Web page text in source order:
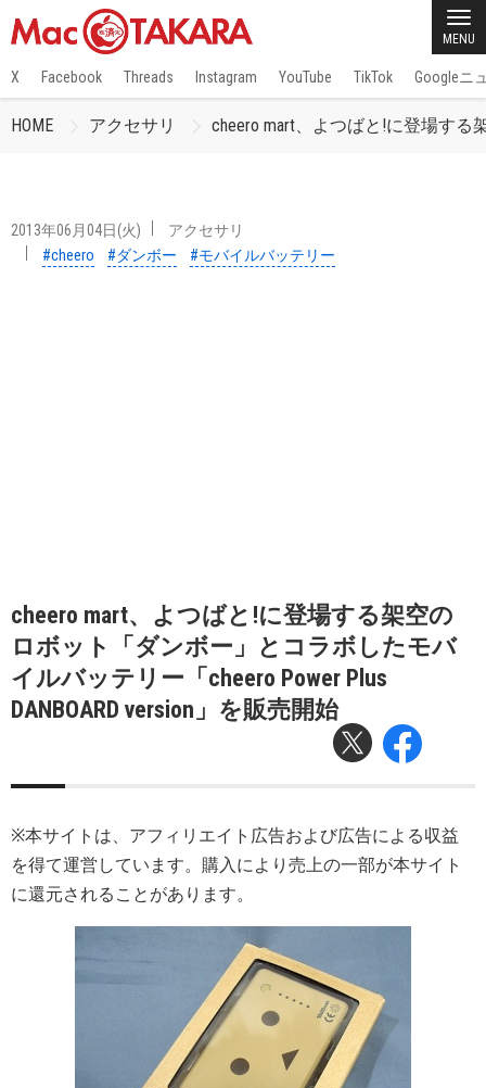
MENU
X Facebook Threads Instagram YouTube TikTok Googleニ
HOME アクセサリ cheero mart、よつばと!に登場する
2013年06月04日(火)
アクセサリ
#cheero
#ダンボー #モバイルバッテリー
cheero mart、よつばと!に登場する架空の
ロボット「ダンボー」とコラボしたモバ
イルバッテリー「cheero Power Plus
DANBOARD version」を販売開始
※本サイトは、アフィリエイト広告および広告による収益
を得て運営しています。購入により売上の一部が本サイト
に還元されることがあります。